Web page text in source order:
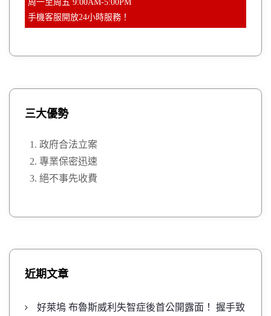
周一至周五 9:00AM-5:00PM
手機客服開放24小時服務！
三大優勢
政府合法立案
專業保密迅速
絕不事先收費
近期文章
好萊塢 布魯斯威利失智症後首公開露面！ 握手致